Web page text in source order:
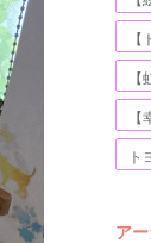
ト
ア